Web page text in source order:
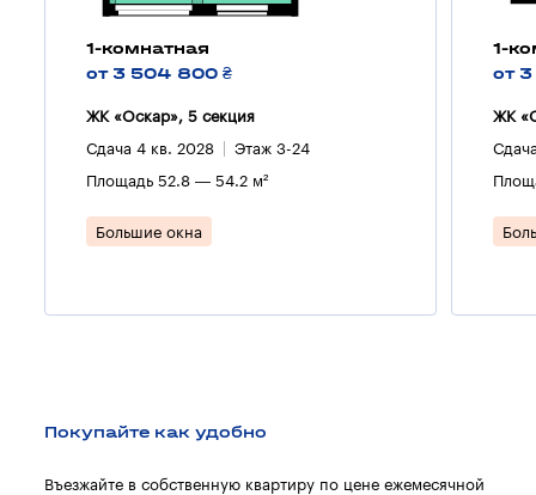
1-комнатная
от 3 504 800 ₴
ЖК «Оскар», 5 секция
Сдача 4 кв. 2028 Этаж 3-24
Площадь 52.8 — 54.2 м²
Большие окна
1-
от
ЖК
Покупайте как удобно
Въезжайте в собственную квартиру по цене ежемесячной